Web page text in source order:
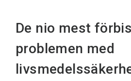
De nio mest
problemen med